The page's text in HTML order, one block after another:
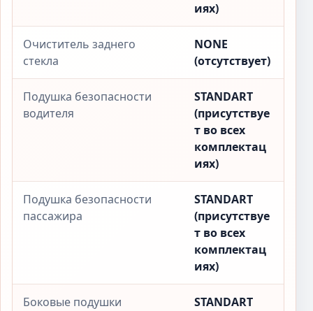
иях)
Очиститель заднего
стекла
NONE
(отсутствует)
Подушка безопасности
водителя
STANDART
(присутствуе
т во всех
комплектац
иях)
Подушка безопасности
пассажира
STANDART
(присутствуе
т во всех
комплектац
иях)
Боковые подушки
STANDART